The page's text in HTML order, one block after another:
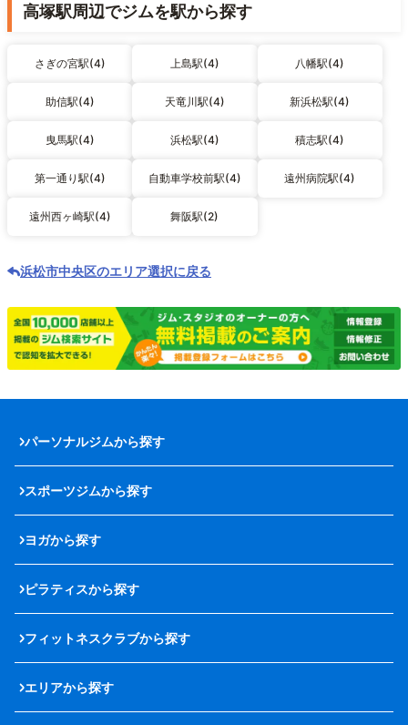
高塚駅周辺でジムを駅から探す
さぎの宮駅(4) 上島駅(4) 八幡駅(4)
助信駅(4) 天竜川駅(4) 新浜松駅(4)
曳馬駅(4) 浜松駅(4) 積志駅(4)
第一通り駅(4) 自動車学校前駅(4) 遠州病院駅(4)
遠州西ヶ崎駅(4) 舞阪駅(2)
浜松市中央区のエリア選択に戻る
パーソナルジムから探す
スポーツジムから探す
ヨガから探す
ピラティスから探す
フィットネスクラブから探す
エリアから探す